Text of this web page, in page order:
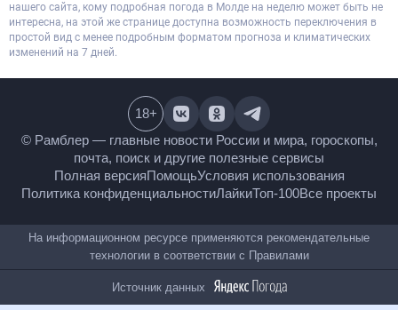
нашего сайта, кому подробная погода в Молде на неделю может быть не
интересна, на этой же странице доступна возможность переключения в
простой вид с менее подробным форматом прогноза и климатических
изменений на 7 дней.
© Рамблер — главные новости России и мира,
гороскопы, почта, поиск и другие полезные сервисы
Полная версияПомощьУсловия использования
Политика конфиденциальностиЛайкиТоп-100
18+
На информационном ресурсе применяются
рекомендательные технологии в соответствии сПравилами
Источник данных